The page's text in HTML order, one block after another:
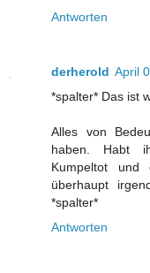
Antworten
derherold April
*spalter* Das ist
Alles von
haben. Habt
Kumpeltot und
überhaupt
*spalter*
Antworten